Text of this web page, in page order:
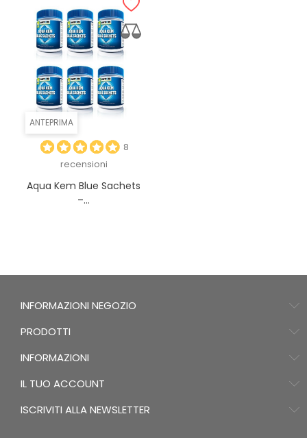
ANTEPRIMA
8
recensioni
Aqua Kem Blue Sachets
–...
INFORMAZIONI NEGOZIO
PRODOTTI
INFORMAZIONI
IL TUO ACCOUNT
ISCRIVITI ALLA NEWSLETTER